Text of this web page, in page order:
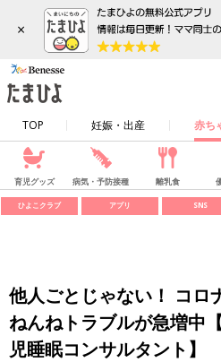
×
TOP 妊娠・出産 赤ち
育児グッズ 病気・予防接種 離乳食
ひよこクラブ アプリ SNS
他人ごとじゃない！ コロ
ねんねトラブルが急増中
児睡眠コンサルタント】